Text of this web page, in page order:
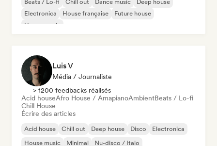
Beats / Lo-fi Chill out Dance music
Deep house
Electronica
House française
Future house
House music
Luis V
Média / Journaliste
> 1200 feedbacks réalisés
Acid houseAfro House / AmapianoAmbientBeats / Lo-fi
Chill House
Écrire des articles
Acid house Chill out Deep house Disco
Electronica
House music
Minimal Nu-disco / Italo